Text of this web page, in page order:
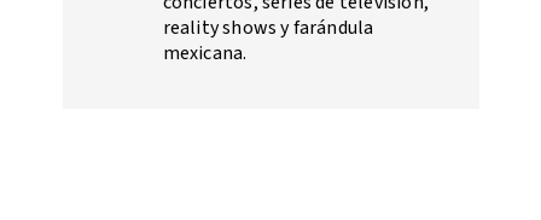
reality shows y farándula
mexicana.